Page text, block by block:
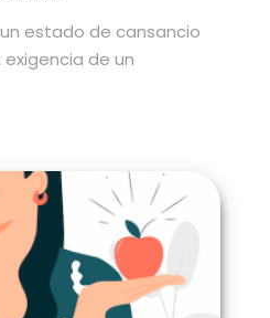
estado de cansancio
de un